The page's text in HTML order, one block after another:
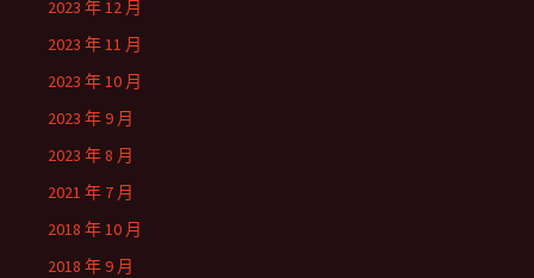
2023 年 12 月
2023 年 11 月
2023 年 10 月
2023 年 9 月
2023 年 8 月
2021 年 7 月
2018 年 10 月
2018 年 9 月